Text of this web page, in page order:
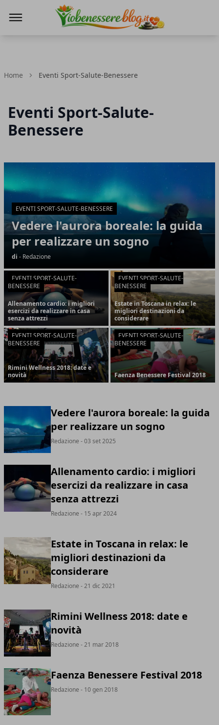
Home Eventi Sport-Salute-Benessere
Eventi Sport-Salute-
Benessere
Articoli in Evidenza
EVENTI SPORT-SALUTE-BENESSERE
Vedere l'aurora boreale: la guida
per realizzare un sogno
di - Redazione
EVENTI SPORT-SALUTE-
BENESSERE
Allenamento cardio: i migliori
esercizi da realizzare in casa
senza attrezzi
EVENTI SPORT-SALUTE-
BENESSERE
Estate in Toscana in relax: le
migliori destinazioni da
considerare
EVENTI SPORT-SALUTE-
BENESSERE
Rimini Wellness 2018: date e
novità
EVENTI SPORT-SALUTE-
BENESSERE
Faenza Benessere Festival 2018
Vedere l'aurora boreale: la guida
per realizzare un sogno
Redazione - 03 set 2025
Allenamento cardio: i migliori
esercizi da realizzare in casa
senza attrezzi
Redazione - 15 apr 2024
Estate in Toscana in relax: le
migliori destinazioni da
considerare
Redazione - 21 dic 2021
Rimini Wellness 2018: date e
novità
Redazione - 21 mar 2018
Faenza Benessere Festival 2018
Redazione - 10 gen 2018